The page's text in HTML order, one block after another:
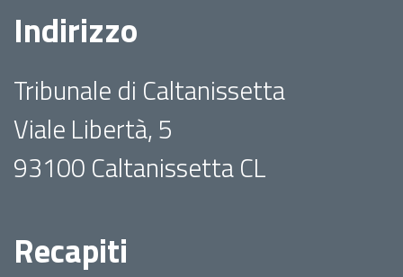
Indirizzo
Tribunale di Caltanissetta
Viale Libertà, 5
93100 Caltanissetta CL
Recapiti